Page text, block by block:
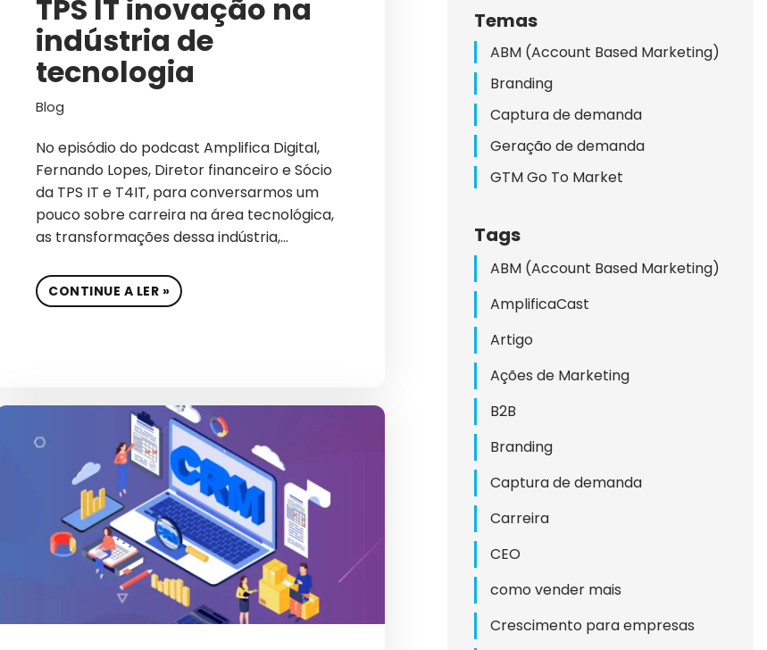
TECNOLOGIA AUDITORIA DE CAMPANHAS
AUMENTO DE VENDAS ONLINE
BIG DATA
BIOTECNOLOGIA
BRANDING
CHATGPT
CIBERSEGURANÇA
CLIQUES INVÁLIDOS
COMO VENDER MAIS
COMUNICAÇÃO B2B
TPS IT inovação na
indústria de
tecnologia
Blog
No episódio do podcast Amplifica Digital,
Fernando Lopes, Diretor financeiro e Sócio
da TPS IT e T4IT, para conversarmos um
pouco sobre carreira na área tecnológica,
as transformações dessa indústria,…
CONTINUE A LER »
Temas
ABM (Account Based Marketing)
Branding
Captura de demanda
Geração de demanda
GTM Go To Market
Tags
ABM (Account Based Marketing)
AmplificaCast
Artigo
Ações de Marketing
B2B
Branding
Captura de demanda
Carreira
CEO
como vender mais
Crescimento para empresas